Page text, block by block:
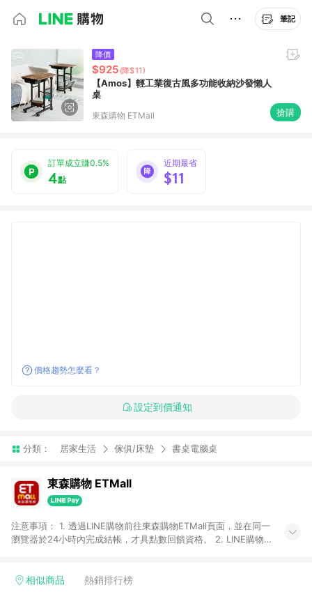
筆記
降價
$925 (降$11)
【Amos】輕工業復古風多功能收納沙發懶人
桌
東森購物 ETMall 搶購
訂單成立賺0.5%
4點
近期最省
$11
價格趨勢怎麼看？
設定到價通知
分類： 居家生活 傢俱/床墊 書桌電腦桌
東森購物 ETMall
注意事項： 1. 透過LINE購物前往東森購物ETMall頁面，並在同一
瀏覽器於24小時內完成結帳，才具點數回饋資格。 2. LINE購物
單，皆不在點數回饋範圍內。 3. 如購買以下類別商品，將無法獲
相似商品 熱銷排行榜